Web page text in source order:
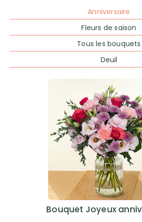
Anniversaire
Fleurs de saison
Tous les bouquets
Deuil
Bouquet Joyeux